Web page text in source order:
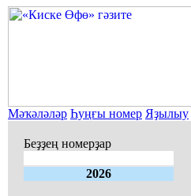
Мәҡәләләр Һуңғы номер Яҙылыу
Беҙҙең номерҙар
2026